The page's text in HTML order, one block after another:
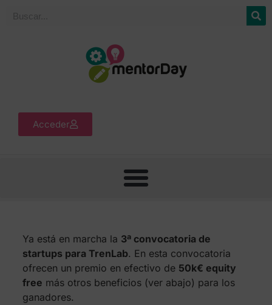
Acceder
Ya está en marcha la 3ª convocatoria de
startups para TrenLab. En esta convocatoria
ofrecen un premio en efectivo de 50k€ equity
free más otros beneficios (ver abajo) para los
ganadores.